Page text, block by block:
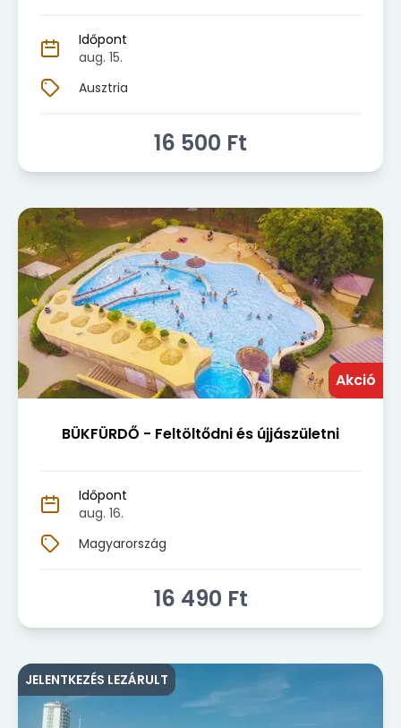
Időpont
aug. 15.
Ausztria
16 500 Ft
Akció
BÜKFÜRDŐ - Feltöltődni és újjászületni
Időpont
aug. 16.
Magyarország
16 490 Ft
JELENTKEZÉS LEZÁRULT